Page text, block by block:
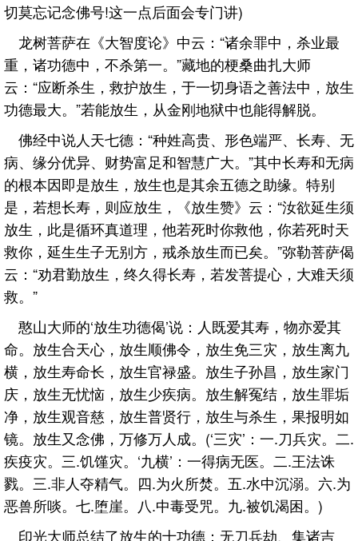
切莫忘记念佛号!这一点后面会专门讲)
龙树菩萨在《大智度论》中云：“诸余罪中，杀业最
重，诸功德中，不杀第一。”藏地的梗桑曲扎大师
云：“应断杀生，救护放生，于一切身语之善法中，放生
功德最大。”若能放生，从金刚地狱中也能得解脱。
佛经中说人天七德：“种姓高贵、形色端严、长寿、无
病、缘分优异、财势富足和智慧广大。”其中长寿和无病
的根本因即是放生，放生也是其余五德之助缘。特别
是，若想长寿，则应放生，《放生赞》云：“汝欲延生须
放生，此是循环真道理，他若死时你救他，你若死时天
救你，延生生子无别方，戒杀放生而已矣。”弥勒菩萨偈
云：“劝君勤放生，终久得长寿，若发菩提心，大难天须
救。”
憨山大师的‘放生功德偈’说：人既爱其寿，物亦爱其
命。放生合天心，放生顺佛令，放生免三灾，放生离九
横，放生寿命长，放生官禄盛。放生子孙昌，放生家门
庆，放生无忧恼，放生少疾病。放生解冤结，放生罪垢
净，放生观音慈，放生普贤行，放生与杀生，果报明如
镜。放生又念佛，万修万人成。(‘三灾’：一.刀兵灾。二.
疾疫灾。三.饥馑灾。‘九横’：一得病无医。二.王法诛
戮。三.非人夺精气。四.为火所焚。五.水中沉溺。六.为
恶兽所啖。七.堕崖。八.中毒受咒。九.被饥渴困。)
印光大师总结了放生的十功德：无刀兵劫、集诸吉